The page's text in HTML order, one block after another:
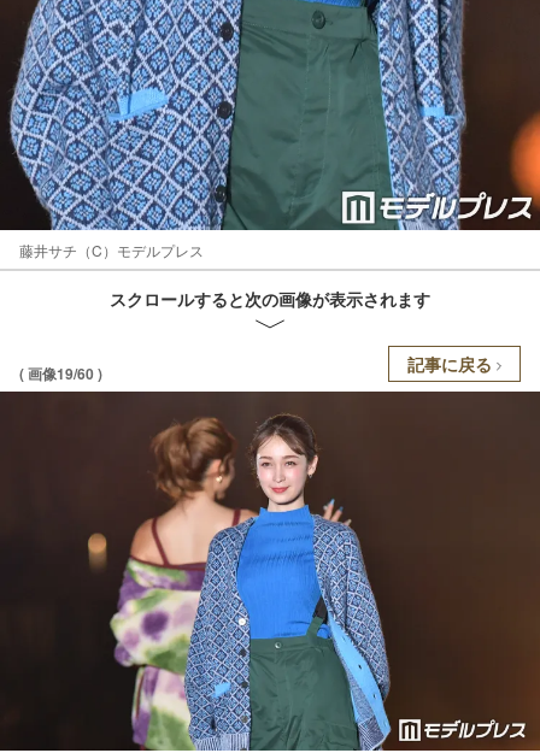
藤井サチ（C）モデルプレス
スクロールすると次の画像が表示されます
( 画像19/60 ) 記事に戻る